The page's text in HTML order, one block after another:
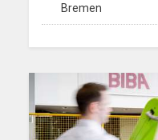
Bremen